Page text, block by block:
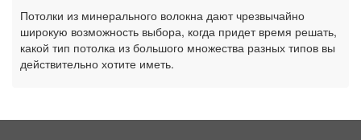
Потолки из минерального волокна дают чрезвычайно
широкую возможность выбора, когда придет время решать,
какой тип потолка из большого множества разных типов вы
действительно хотите иметь.